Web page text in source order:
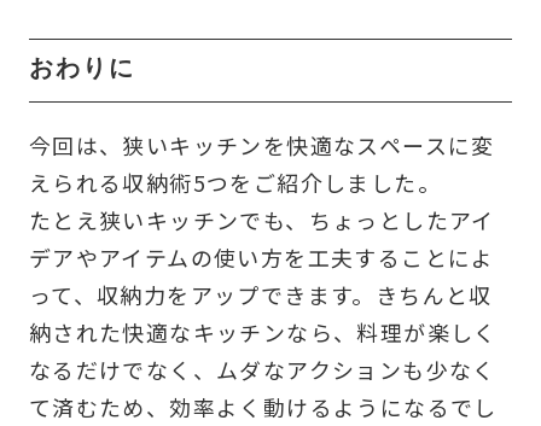
おわりに
今回は、狭いキッチンを快適なスペースに変
えられる収納術5つをご紹介しました。
たとえ狭いキッチンでも、ちょっとしたアイ
デアやアイテムの使い方を工夫することによ
って、収納力をアップできます。きちんと収
納された快適なキッチンなら、料理が楽しく
なるだけでなく、ムダなアクションも少なく
て済むため、効率よく動けるようになるでし